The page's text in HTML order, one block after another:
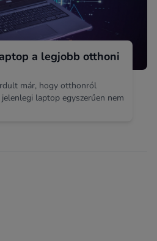
a legjobb otthoni
már, hogy otthonról
laptop egyszerűen nem